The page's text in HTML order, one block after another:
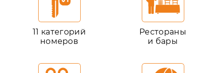
11 категорий
номеров
Рестораны
и бары